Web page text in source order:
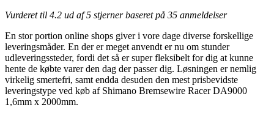
Vurderet til 4.2 ud af 5 stjerner baseret på 35 anmeldelser
En stor portion online shops giver i vore dage diverse forskellige
leveringsmåder. En der er meget anvendt er nu om stunder
udleveringssteder, fordi det så er super fleksibelt for dig at kunne
hente de købte varer den dag der passer dig. Løsningen er nemlig
virkelig smertefri, samt endda desuden den mest prisbevidste
leveringstype ved køb af Shimano Bremsewire Racer DA9000
1,6mm x 2000mm.